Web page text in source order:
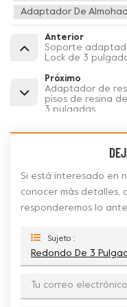
Adaptador De
Anterior
Soporte
Lock de 3
Próximo
Adaptador de
pisos de resina
3 pulgadas
Si está interesado en
conocer más detalles,
responderemos lo
Sujeto :